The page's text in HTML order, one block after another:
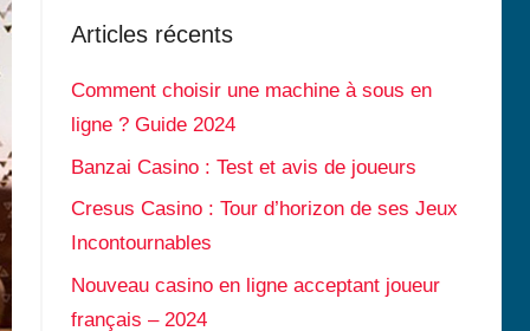
Articles récents
Comment choisir une machine à sous en
ligne ? Guide 2024
Banzai Casino : Test et avis de joueurs
Cresus Casino : Tour d’horizon de ses Jeux
Incontournables
Nouveau casino en ligne acceptant joueur
français – 2024